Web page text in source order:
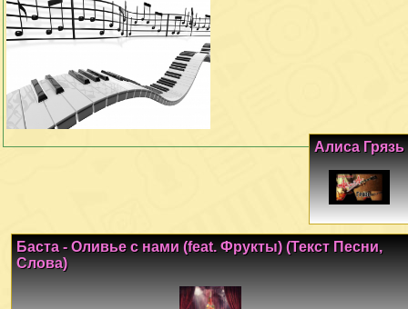
Алиса Грязь
Баста - Оливье с нами (feat. Фрукты) (Текст Песни,
Слова)